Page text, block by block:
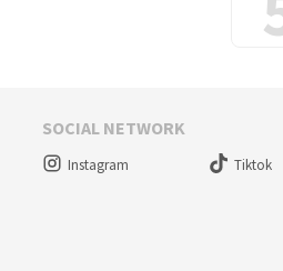
SOCIAL NETWORK
Instagram Tiktok